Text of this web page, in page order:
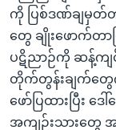
ကို ပြစ်ဒဏ်ချမှတ်
တွေ ချိုးဖောက်တာ
ပဋိညာဉ်ကို ဆန့်ကျ
တိုက်တွန်းချက်တွ
ဖော်ပြထားပြီး ဒ
အကျဉ်းသားတွေ အ